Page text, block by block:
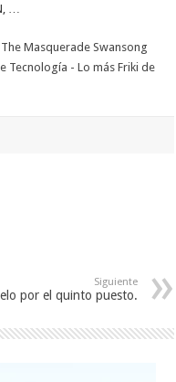
…
Masquerade Swansong
Tecnología - Lo más Friki de
Siguiente
por el quinto puesto.